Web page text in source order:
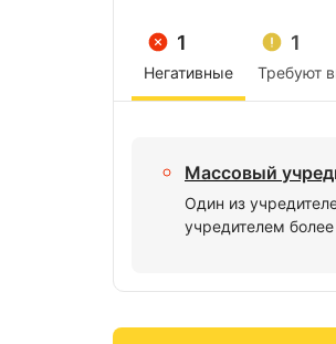
1
Негативные
1
Требуют
Массовый
Один из
учредителем